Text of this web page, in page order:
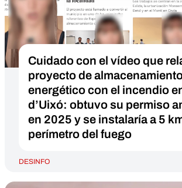
Cuidado con el vídeo que
proyecto de
energético con el incendio
d’Uixó: obtuvo su permiso
en 2025 y se instalaría a 5
perímetro del fuego
DESINFO